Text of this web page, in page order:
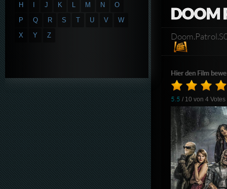
DOOM
Hier den Film
5.5 / 10 von4 Votes
H
I J K L M N
O
P
Q R S T U V
W
X
Y Z